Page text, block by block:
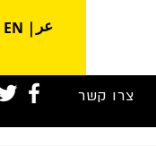
عر EN
צרו קשר